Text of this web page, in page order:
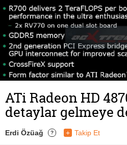
ATi Radeon HD
detaylar gelmeye
Erdi Özüağ ? + Takip Et